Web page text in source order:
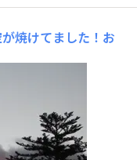
焼けてました！お